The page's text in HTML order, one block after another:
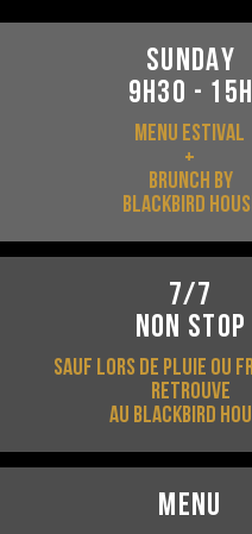
SUNDAY
9H30 - 15H
mENU ESTIVAL
+
BRUNCH BY
bLACKBIRD
7/7
NON STOP
SAUF LORS DE PLUIE OU
RETROUVE
AU BLACKBIRD
MENU